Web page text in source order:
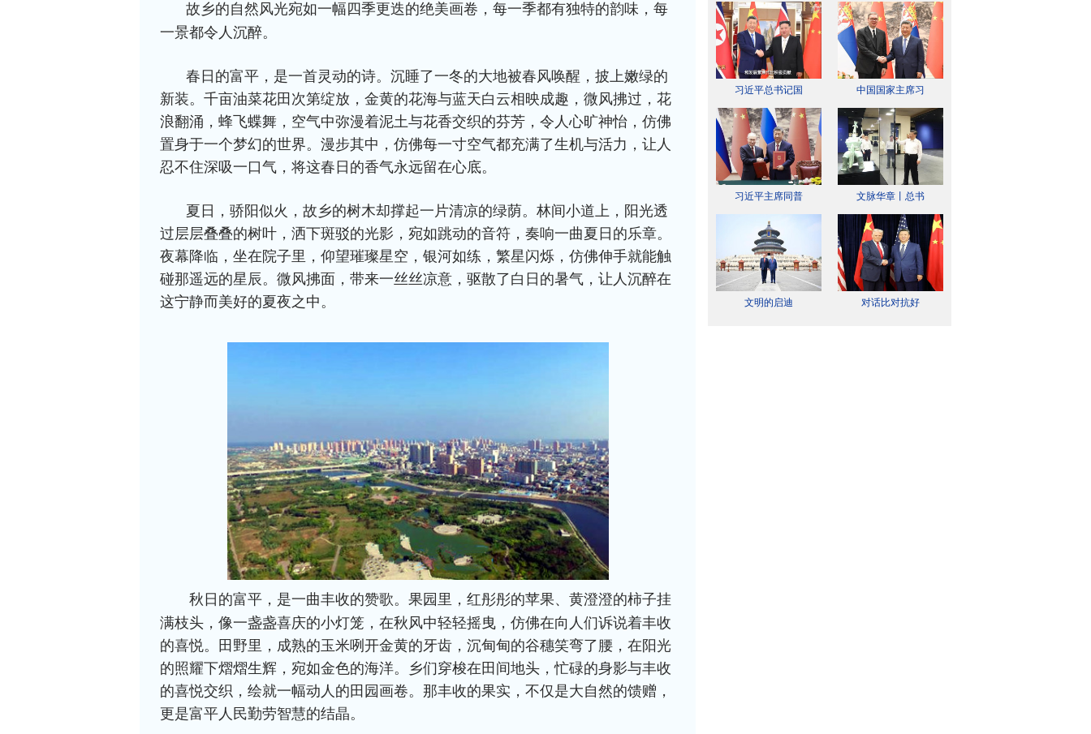
故乡的自然风光宛如一幅四季更迭的绝美画卷，每一季都有独特的韵味，每
一景都令人沉醉。
春日的富平，是一首灵动的诗。沉睡了一冬的大地被春风唤醒，披上嫩绿的
新装。千亩油菜花田次第绽放，金黄的花海与蓝天白云相映成趣，微风拂过，花
浪翻涌，蜂飞蝶舞，空气中弥漫着泥土与花香交织的芬芳，令人心旷神怡，仿佛
置身于一个梦幻的世界。漫步其中，仿佛每一寸空气都充满了生机与活力，让人
忍不住深吸一口气，将这春日的香气永远留在心底。
夏日，骄阳似火，故乡的树木却撑起一片清凉的绿荫。林间小道上，阳光透
过层层叠叠的树叶，洒下斑驳的光影，宛如跳动的音符，奏响一曲夏日的乐章。
夜幕降临，坐在院子里，仰望璀璨星空，银河如练，繁星闪烁，仿佛伸手就能触
碰那遥远的星辰。微风拂面，带来一丝丝凉意，驱散了白日的暑气，让人沉醉在
这宁静而美好的夏夜之中。
秋日的富平，是一曲丰收的赞歌。果园里，红彤彤的苹果、黄澄澄的柿子挂
满枝头，像一盏盏喜庆的小灯笼，在秋风中轻轻摇曳，仿佛在向人们诉说着丰收
的喜悦。田野里，成熟的玉米咧开金黄的牙齿，沉甸甸的谷穗笑弯了腰，在阳光
的照耀下熠熠生辉，宛如金色的海洋。乡们穿梭在田间地头，忙碌的身影与丰收
的喜悦交织，绘就一幅动人的田园画卷。那丰收的果实，不仅是大自然的馈赠，
更是富平人民勤劳智慧的结晶。
习近平总书记国 中国国家主席习
习近平主席同普 文脉华章丨总书
文明的启迪 对话比对抗好